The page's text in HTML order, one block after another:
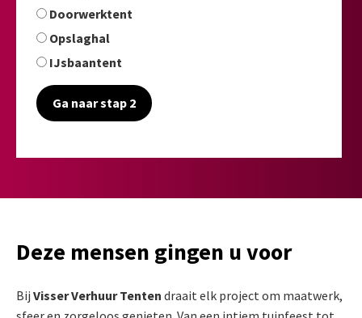
Doorwerktent
Opslaghal
IJsbaantent
Ga naar stap 2
Deze mensen gingen u voor
Bij Visser Verhuur Tenten draait elk project om maatwerk,